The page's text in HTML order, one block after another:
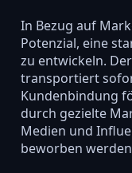
In Bezug auf
Potenzial, eine
zu entwickeln.
transportiert
Kundenbindung
durch gezielte
Medien und
beworben